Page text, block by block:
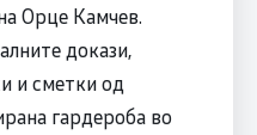
Орце Камчев.
докази,
и сметки од
гардероба во